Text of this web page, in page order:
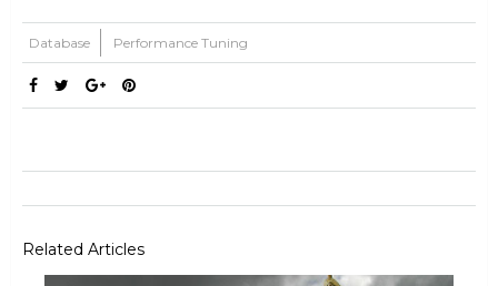
Database Performance Tuning
Related Articles